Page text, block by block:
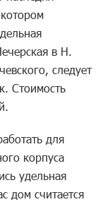
в Н.
следует
Стоимость
для
корпуса
удельная
дом считается